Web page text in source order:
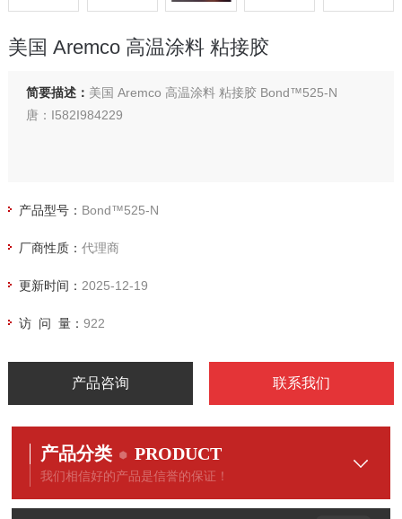
美国 Aremco 高温涂料 粘接胶
简要描述： 美国 Aremco 高温涂料 粘接胶 Bond™525-N
唐：I582I984229
产品型号： Bond™525-N
厂商性质： 代理商
更新时间： 2025-12-19
访 问 量： 922
产品咨询 联系我们
产品分类 PRODUCT
我们相信好的产品是信誉的保证！